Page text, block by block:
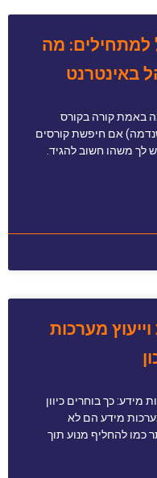
למתחילים: מה
באינטרנט
באמת קורה בקורס
אם חיפשת קורסים
לך משהו חשוב להגיד.
מערכות
מידע: כך בוחרים כיוון
מערכות מידע הם לא
כמו להחליף מנוע תוך